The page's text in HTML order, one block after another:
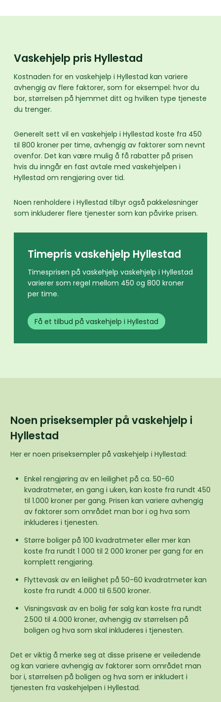
Vaskehjelp pris Hyllestad
Kostnaden for en vaskehjelp i Hyllestad kan variere
avhengig av flere faktorer, som for eksempel: hvor du
bor, størrelsen på hjemmet ditt og hvilken type tjeneste
du trenger.
Generelt sett vil en vaskehjelp i Hyllestad koste fra 450
til 800 kroner per time, avhengig av faktorer som nevnt
ovenfor. Det kan være mulig å få rabatter på prisen
hvis du inngår en fast avtale med vaskehjelpen i
Hyllestad om rengjøring over tid.
Noen renholdere i Hyllestad tilbyr også pakkeløsninger
som inkluderer flere tjenester som kan påvirke prisen.
Timepris vaskehjelp Hyllestad
Timesprisen på vaskehjelp vaskehjelp i Hyllestad
varierer som regel mellom 450 og 800 kroner
per time.
Få et tilbud på vaskehjelp i Hyllestad
Noen priseksempler på vaskehjelp i
Hyllestad
Her er noen priseksempler på vaskehjelp i Hyllestad:
Enkel rengjøring av en leilighet på ca. 50-60
kvadratmeter, en gang i uken, kan koste fra rundt 450
til 1.000 kroner per gang. Prisen kan variere avhengig
av faktorer som området man bor i og hva som
inkluderes i tjenesten.
Større boliger på 100 kvadratmeter eller mer kan
koste fra rundt 1 000 til 2 000 kroner per gang for en
komplett rengjøring.
Flyttevask av en leilighet på 50-60 kvadratmeter kan
koste fra rundt 4.000 til 6.500 kroner.
Visningsvask av en bolig før salg kan koste fra rundt
2.500 til 4.000 kroner, avhengig av størrelsen på
boligen og hva som skal inkluderes i tjenesten.
Det er viktig å merke seg at disse prisene er veiledende
og kan variere avhengig av faktorer som området man
bor i, størrelsen på boligen og hva som er inkludert i
tjenesten fra vaskehjelpen i Hyllestad.